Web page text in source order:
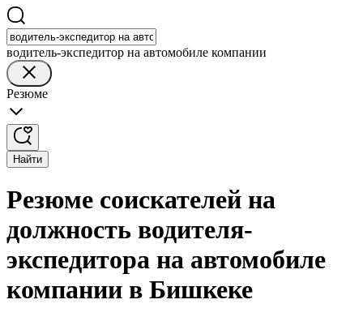
водитель-экспедитор на автомобиле компании
Резюме
Найти
Резюме соискателей на
должность водителя-
экспедитора на автомобиле
компании в Бишкеке